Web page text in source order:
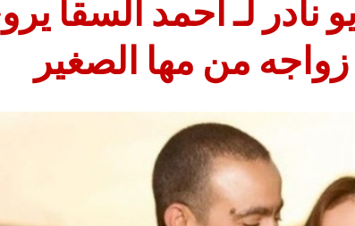
نادر لـ أحمد السقا
من مها الصغير